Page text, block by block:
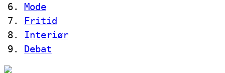
Mode
Fritid
Interiør
Debat